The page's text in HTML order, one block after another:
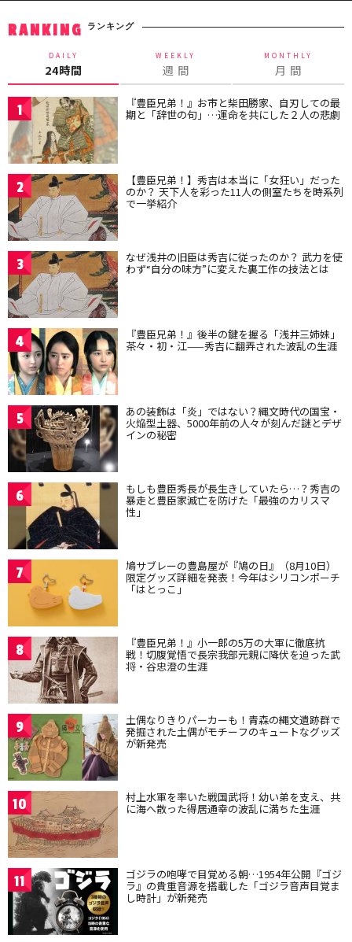
RANKING ランキング
DAILY
24時間
WEEKLY
週 間
MONTHLY
月 間
1 『豊臣兄弟！』お市と柴田勝家、自刃しての最
期と「辞世の句」…運命を共にした２人の悲劇
2 【豊臣兄弟！】秀吉は本当に「女狂い」だった
のか？ 天下人を彩った11人の側室たちを時系列
で一挙紹介
3 なぜ浅井の旧臣は秀吉に従ったのか？ 武力を使
わず“自分の味方”に変えた裏工作の技法とは
4 『豊臣兄弟！』後半の鍵を握る「浅井三姉妹」
茶々・初・江——秀吉に翻弄された波乱の生涯
5 あの装飾は「炎」ではない？縄文時代の国宝・
火焔型土器、5000年前の人々が刻んだ謎とデザ
インの秘密
6 もしも豊臣秀長が長生きしていたら…？秀吉の
暴走と豊臣家滅亡を防げた「最強のカリスマ
性」
7 鳩サブレーの豊島屋が『鳩の日』（8月10日）
限定グッズ詳細を発表！今年はシリコンポーチ
「はとっこ」
8 『豊臣兄弟！』小一郎の5万の大軍に徹底抗
戦！切腹覚悟で長宗我部元親に降伏を迫った武
将・谷忠澄の生涯
9 土偶なりきりパーカーも！青森の縄文遺跡群で
発掘された土偶がモチーフのキュートなグッズ
が新発売
10 村上水軍を率いた戦国武将！幼い弟を支え、共
に海へ散った得居通幸の波乱に満ちた生涯
11 ゴジラの咆哮で目覚める朝…1954年公開『ゴジ
ラ』の貴重音源を搭載した「ゴジラ音声目覚ま
し時計」が新発売